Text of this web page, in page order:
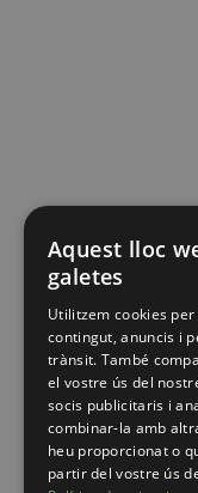
Aquest lloc
galetes
Utilitzem cookies
contingut, anuncis i
trànsit. També
el vostre ús del
socis publicitaris i
combinar-la amb
heu proporcionat o
partir del vostre ús